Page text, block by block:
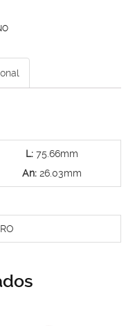
L: 75.66mm
An: 26.03mm